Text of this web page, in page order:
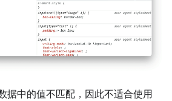
据中的值不匹配，因此不适合使用